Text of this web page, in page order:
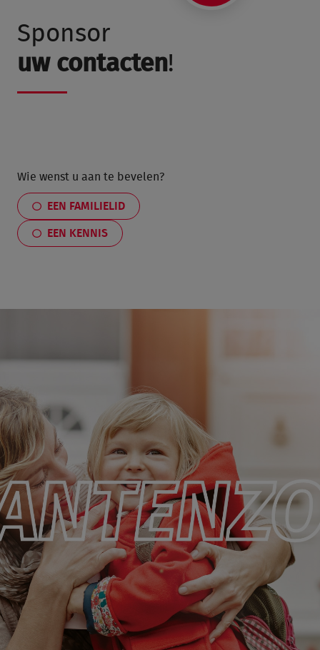
Sponsor
uw contacten!
Wie wenst u aan te bevelen?
EEN FAMILIELID
EEN KENNIS